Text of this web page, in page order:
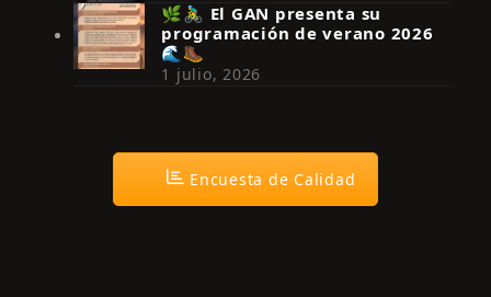
🌿🚴‍♂️ El GAN presenta su
programación de verano 2026
🌊🥾
1 julio, 2026
Encuesta de Calidad